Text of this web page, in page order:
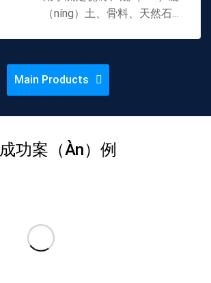
的类（lèi）型，容纳相对较低
的支...
（níng）土、骨料、天然石材
相对（duì）密度。使用配备
样品支架钩的合适电子秤进行
测试。环氧粉末（mò）涂层
钢架的下部装有可（kě）调
Main Products
成功案（àn）例